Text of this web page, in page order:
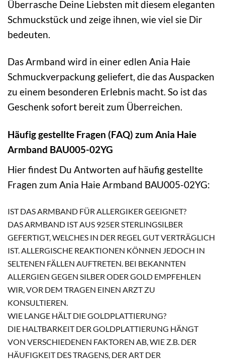
Überrasche Deine Liebsten mit diesem eleganten
Schmuckstück und zeige ihnen, wie viel sie Dir
bedeuten.
Das Armband wird in einer edlen Ania Haie
Schmuckverpackung geliefert, die das Auspacken
zu einem besonderen Erlebnis macht. So ist das
Geschenk sofort bereit zum Überreichen.
Häufig gestellte Fragen (FAQ) zum Ania Haie
Armband BAU005-02YG
Hier findest Du Antworten auf häufig gestellte
Fragen zum Ania Haie Armband BAU005-02YG:
IST DAS ARMBAND FÜR ALLERGIKER GEEIGNET?
DAS ARMBAND IST AUS 925ER STERLINGSILBER
GEFERTIGT, WELCHES IN DER REGEL GUT VERTRÄGLICH
IST. ALLERGISCHE REAKTIONEN KÖNNEN JEDOCH IN
SELTENEN FÄLLEN AUFTRETEN. BEI BEKANNTEN
ALLERGIEN GEGEN SILBER ODER GOLD EMPFEHLEN
WIR, VOR DEM TRAGEN EINEN ARZT ZU
KONSULTIEREN.
WIE LANGE HÄLT DIE GOLDPLATTIERUNG?
DIE HALTBARKEIT DER GOLDPLATTIERUNG HÄNGT
VON VERSCHIEDENEN FAKTOREN AB, WIE Z.B. DER
HÄUFIGKEIT DES TRAGENS, DER ART DER